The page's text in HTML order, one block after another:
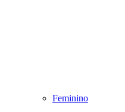
Feminino